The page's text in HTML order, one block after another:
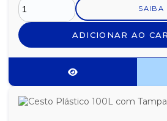
SAIBA
ADICIONAR AO